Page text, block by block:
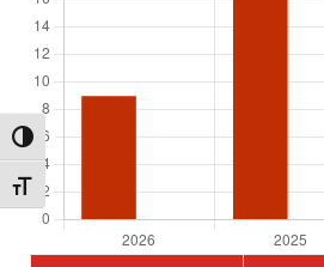
Alternar alto contraste
Alternar tamanho da fonte